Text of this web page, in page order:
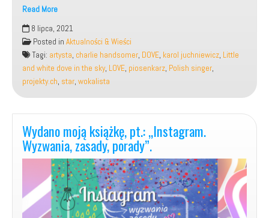
Read More
Moja
nowa,
autorska
piosenka,
pt.:
„Little
and
white
dove
in
the
8 lipca, 2021
Posted in Aktualności & Wieści
Tagi: artysta, charlie handsomer, DOVE, karol juchniewicz, Little
and white dove in the sky, LOVE, piosenkarz, Polish singer,
projekty.ch, star, wokalista
Wydano moją książkę, pt.: „Instagram.
Wyzwania, zasady, porady”.